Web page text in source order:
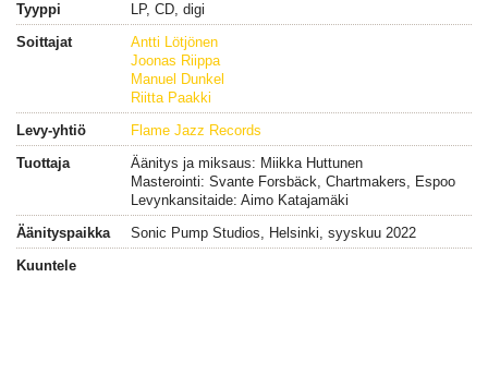
Tyyppi
LP, CD, digi
Soittajat
Antti Lötjönen
Joonas Riippa
Manuel Dunkel
Riitta Paakki
Levy-yhtiö
Flame Jazz Records
Tuottaja
Äänitys ja miksaus: Miikka Huttunen
Masterointi: Svante Forsbäck, Chartmakers, Espoo
Levynkansitaide: Aimo Katajamäki
Äänityspaikka
Sonic Pump Studios, Helsinki, syyskuu 2022
Kuuntele